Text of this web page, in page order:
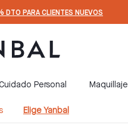
DTO PARA CLIENTES NUEVOS
Personal Maquillaje
Elige Yanbal